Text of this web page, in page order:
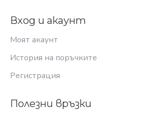
Вход и акаунт
Моят акаунт
История на поръчките
Регистрация
Полезни връзки